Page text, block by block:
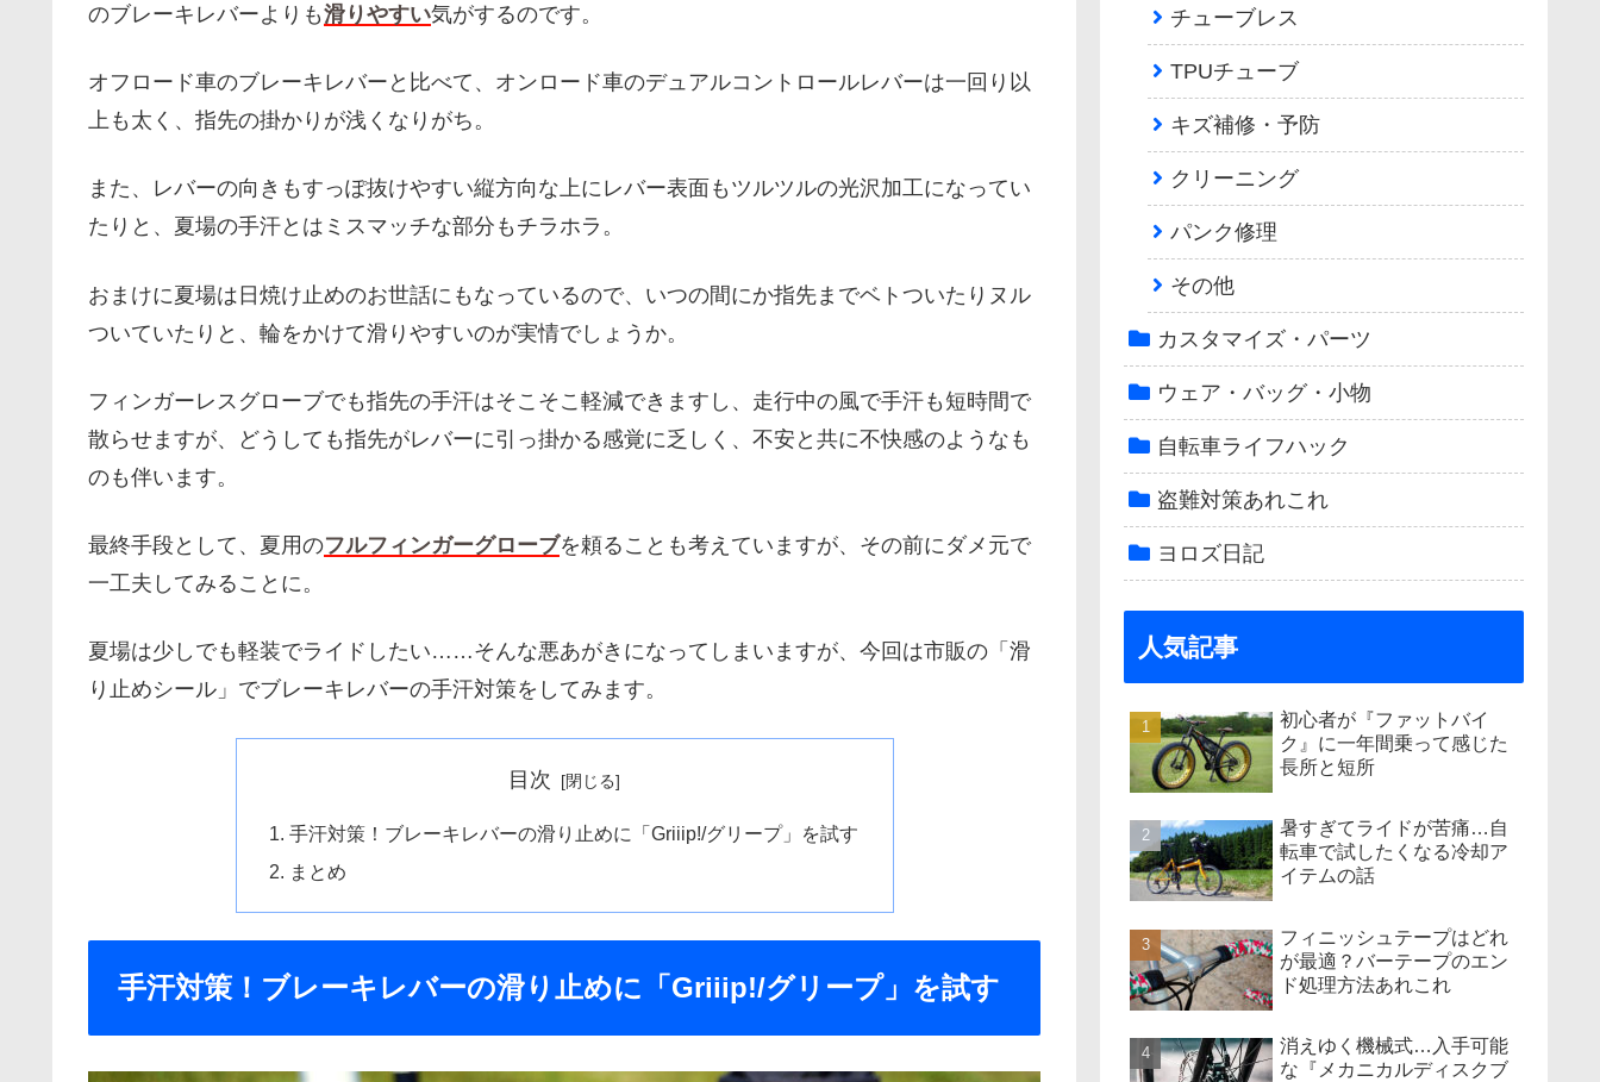
のブレーキレバーよりも滑りやすい気がするのです。
オフロード車のブレーキレバーと比べて、オンロード車のデュアルコントロールレバーは一回り以
上も太く、指先の掛かりが浅くなりがち。
また、レバーの向きもすっぽ抜けやすい縦方向な上にレバー表面もツルツルの光沢加工になってい
たりと、夏場の手汗とはミスマッチな部分もチラホラ。
おまけに夏場は日焼け止めのお世話にもなっているので、いつの間にか指先までベトついたりヌル
ついていたりと、輪をかけて滑りやすいのが実情でしょうか。
フィンガーレスグローブでも指先の手汗はそこそこ軽減できますし、走行中の風で手汗も短時間で
散らせますが、どうしても指先がレバーに引っ掛かる感覚に乏しく、不安と共に不快感のようなも
のも伴います。
最終手段として、夏用のフルフィンガーグローブを頼ることも考えていますが、その前にダメ元で
一工夫してみることに。
夏場は少しでも軽装でライドしたい……そんな悪あがきになってしまいますが、今回は市販の「滑
り止めシール」でブレーキレバーの手汗対策をしてみます。
目次
手汗対策！ブレーキレバーの滑り止めに「Griiip!/グリープ」を試す
まとめ
手汗対策！ブレーキレバーの滑り止めに「Griiip!/グリープ」を試す
チューブレス
TPUチューブ
キズ補修・予防
クリーニング
パンク修理
その他
カスタマイズ・パーツ
ウェア・バッグ・小物
自転車ライフハック
盗難対策あれこれ
ヨロズ日記
人気記事
初心者が『ファットバイ
ク』に一年間乗って感じた
長所と短所
暑すぎてライドが苦痛…自
転車で試したくなる冷却ア
イテムの話
フィニッシュテープはどれ
が最適？バーテープのエン
ド処理方法あれこれ
消えゆく機械式…入手可能
な『メカニカルディスクブ